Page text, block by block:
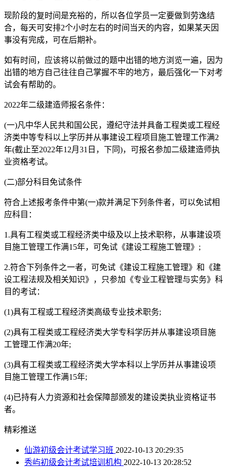
现阶段的复时间是充裕的，所以各位学员一定要做到劳逸结
合，每天可安排2个小时左右的时间当天的内容，如果某天因
事没有完成，可在后期补。
如有时间，应该将以前做过的题中出错的地方浏览一遍，因为
出错的地方自己往往自己掌握不牢的地方，最后强化一下对考
试会有帮助的。
2022年二级建造师报名条件：
(一)凡中华人民共和国公民，遵纪守法并具备工程类或工程经
济类中等专科以上学历并从事建设工程项目施工管理工作满2
年(截止至2022年12月31日，下同)，可报名参加二级建造师执
业资格考试。
(二)部分科目免试条件
符合上述报考条件中第(一)款并满足下列条件者，可以免试相
应科目：
1.具有工程类或工程经济类中级及以上技术职称，从事建设项
目施工管理工作满15年，可免试《建设工程施工管理》;
2.符合下列条件之一者，可免试《建设工程施工管理》和《建
设工程法规及相关知识》，只参加《专业工程管理与实务》科
目的考试：
(1)具有工程或工程经济类高级专业技术职务;
(2)具有工程类或工程经济类大学专科学历并从事建设项目施
工管理工作满20年;
(3)具有工程类或工程经济类大学本科以上学历并从事建设项
目施工管理工作满15年;
(4)已持有人力资源和社会保障部颁发的建设类执业资格证书
者。
精彩推送
仙游初级会计考试学习班 2022-10-13 20:29:35
秀屿初级会计考试培训机构 2022-10-13 20:28:52